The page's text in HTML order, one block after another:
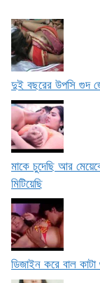
দুই বছরের উপসি গুদ
মাকে চুদেছি আর
মিটিয়েছি
ডিজাইন করে বাল